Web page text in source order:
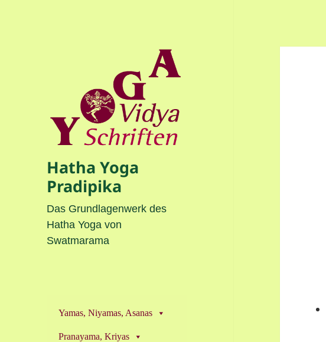
Hatha Yoga
Pradipika
Das Grundlagenwerk des
Hatha Yoga von
Swatmarama
Yamas, Niyamas, Asanas
Pranayama, Kriyas